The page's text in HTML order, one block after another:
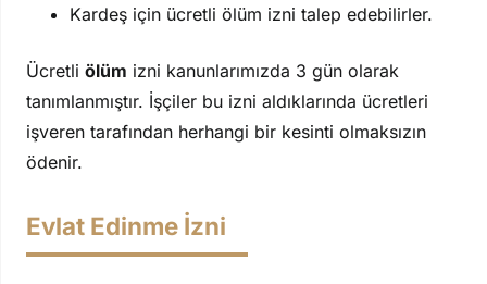
Kardeş için ücretli ölüm izni talep edebilirler.
Ücretli ölüm izni kanunlarımızda 3 gün olarak
tanımlanmıştır. İşçiler bu izni aldıklarında ücretleri
işveren tarafından herhangi bir kesinti olmaksızın
ödenir.
Evlat Edinme İzni